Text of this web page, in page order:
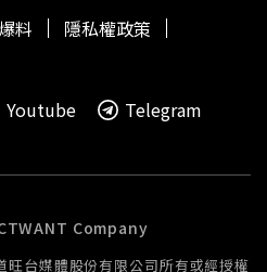
料
隱私權政策
Youtube Telegram
Company
旺台媒體股份有限公司所有或經授權